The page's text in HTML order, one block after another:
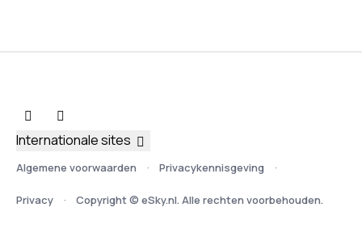
Algemene voorwaarden Privacykennisgeving
Privacy Copyright © eSky.nl. Alle rechten voorbehouden.
Internationale sites